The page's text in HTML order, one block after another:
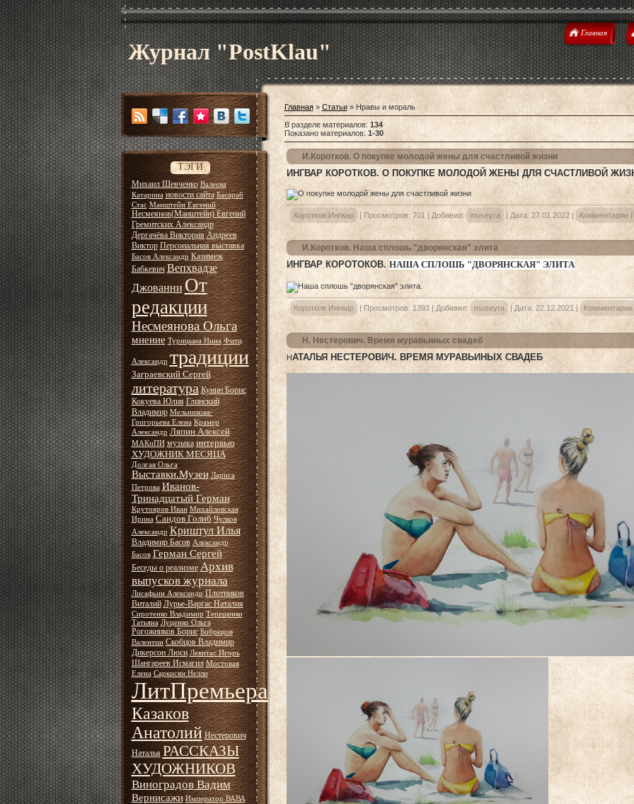
Журнал "PostKlau"
Главная
ТЭГИ
Михаил Шевченко Валеева
Катарина новости сайта Басараб
Стас Манштейн Евгений
Несмеянов(Манштейн) Евгений
Гремитских Александр
Дергачёва Виктория Андреев
Виктор Персональная выставка
Басов Александр Казимеж
Бабкевич Вепхвадзе
Джованни От
редакции
Несмеянова Ольга
мнение Турицына Нина Фитц
Александр традиции
Заграевский Сергей
литература Кунин Борис
Кокуева Юлия Глинский
Владимир Мельникова-
Григорьева Елена Крамер
Александр Ляпин Алексей
МАКиПИ музыка интервью
ХУДОЖНИК МЕСЯЦА
Долгая Ольга
Выставки.Музеи Лариса
Петрова Иванов-
Тринадцатый Герман
Крутояров Иван Михайловская
Ирина Саидов Голиб Чулков
Александр Криштул Илья
Владимир Басов Александр
Басов Герман Сергей
Беседы о реализме Архив
выпусков журнала
Лисафьин Александр Плотников
Виталий Лурье-Варгас Наталия
Сиротенко Владимир Терещенко
Татьяна Луценко Ольга
Рогожников Борис Бобрецов
Валентин Скобцов Владимир
Дикерсон Люси Левитас Игорь
Шангареев Исмагил Мостовая
Елена Саркисян Нелли
ЛитПремьера
Казаков
Анатолий Нестерович
Наталья РАССКАЗЫ
ХУДОЖНИКОВ
Виноградов Вадим
Вернисажи Император ВАВА
Главная» Статьи» Нравы и мораль
В разделе материалов: 134
Показано материалов:1-30
И.Коротков. О покупке молодой жены для счастливой жизни
ИНГВАР КОРОТКОВ. О ПОКУПКЕ МОЛОДОЙ ЖЕНЫ ДЛЯ СЧАСТЛИВОЙ
Коротков Ингвар | Просмотров: 701 | Добавил: museyra | Дата: 27.01.2022 | Комментарии
И.Коротков. Наша сплошь "дворянская" элита
ИНГВАР КОРОТОКОВ.НАША СПЛОШЬ "ДВОРЯНСКАЯ" ЭЛИТА
Коротков Ингвар | Просмотров: 1393| Добавил: museyra | Дата: 22.12.2021 | Комментарии
Н. Нестерович. Время муравьиных свадеб
НАТАЛЬЯ НЕСТЕРОВИЧ. ВРЕМЯ МУРАВЬИНЫХ СВАДЕБ